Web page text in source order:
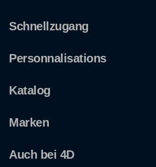
Schnellzugang
Personnalisations
Katalog
Marken
Auch bei 4D